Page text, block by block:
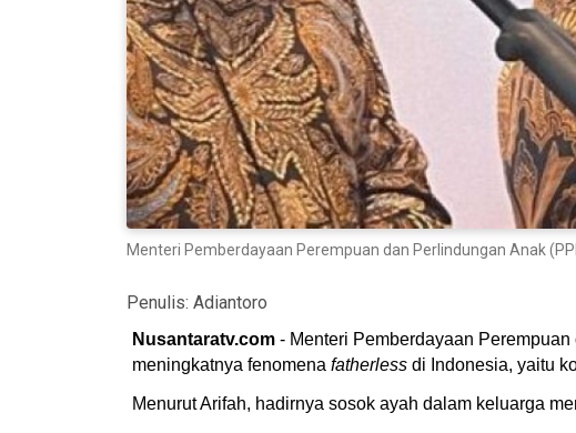
Menteri Pemberdayaan Perempuan dan Perlindungan Anak
Penulis: Adiantoro
Nusantaratv.com - Menteri Pemberdayaan
meningkatnya fenomena fatherless di Indonesia, yaitu
Menurut Arifah, hadirnya sosok ayah dalam keluarga